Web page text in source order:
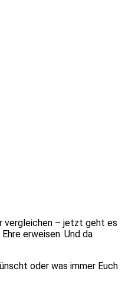
vergleichen – jetzt geht es
erweisen. Und da
oder was immer Euch